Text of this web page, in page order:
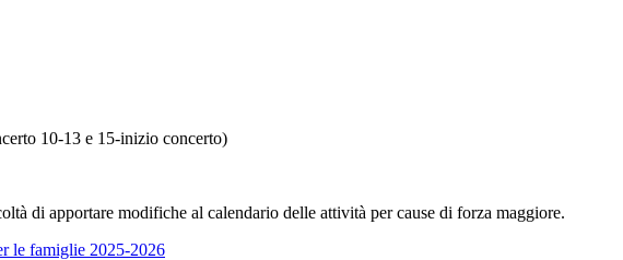
10-13 e 15-inizio concerto)
di apportare modifiche al calendario delle attività per cause di forza maggiore.
le famiglie 2025-2026